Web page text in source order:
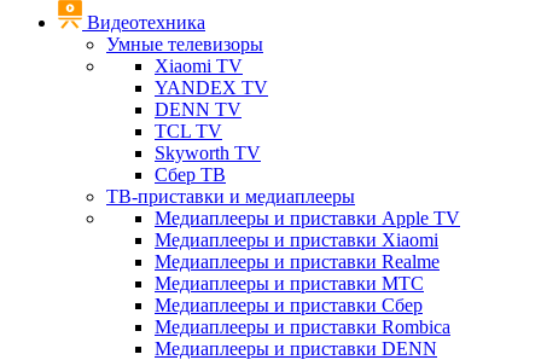
Видеотехника
Умные телевизоры
Xiaomi TV
YANDEX TV
DENN TV
TCL TV
Skyworth TV
Сбер ТВ
ТВ-приставки и медиаплееры
Медиаплееры и приставки Apple TV
Медиаплееры и приставки Xiaomi
Медиаплееры и приставки Realme
Медиаплееры и приставки МТС
Медиаплееры и приставки Сбер
Медиаплееры и приставки Rombica
Медиаплееры и приставки DENN